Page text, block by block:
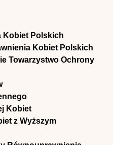
Kobiet Polskich
Kobiet Polskich
Towarzystwo Ochrony
Kobiet
z Wyższym